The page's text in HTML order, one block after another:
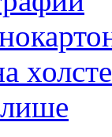
холсте